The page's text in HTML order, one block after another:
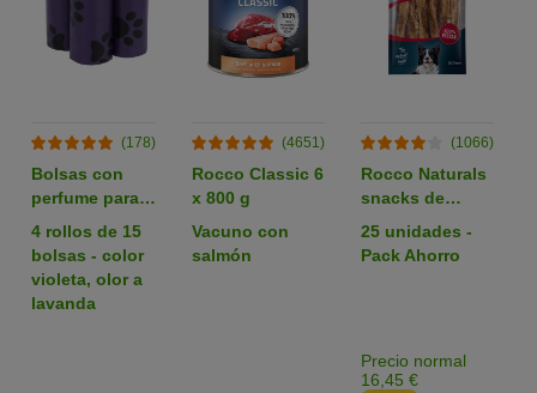
(178)
Bolsas con
perfume para
heces
4 rollos de 15
bolsas - color
violeta, olor a
lavanda
(4651)
Rocco Classic 6
x 800 g
Vacuno con
salmón
(1066)
Rocco Naturals
snacks de
nervio de buey
para perros
25 unidades -
Pack Ahorro
Precio normal
16,45 €